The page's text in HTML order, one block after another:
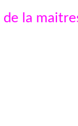
la